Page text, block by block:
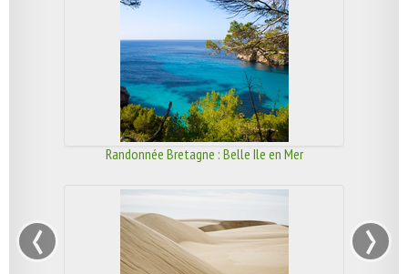
Randonnée Bretagne : Belle Ile en Mer
‹ ›